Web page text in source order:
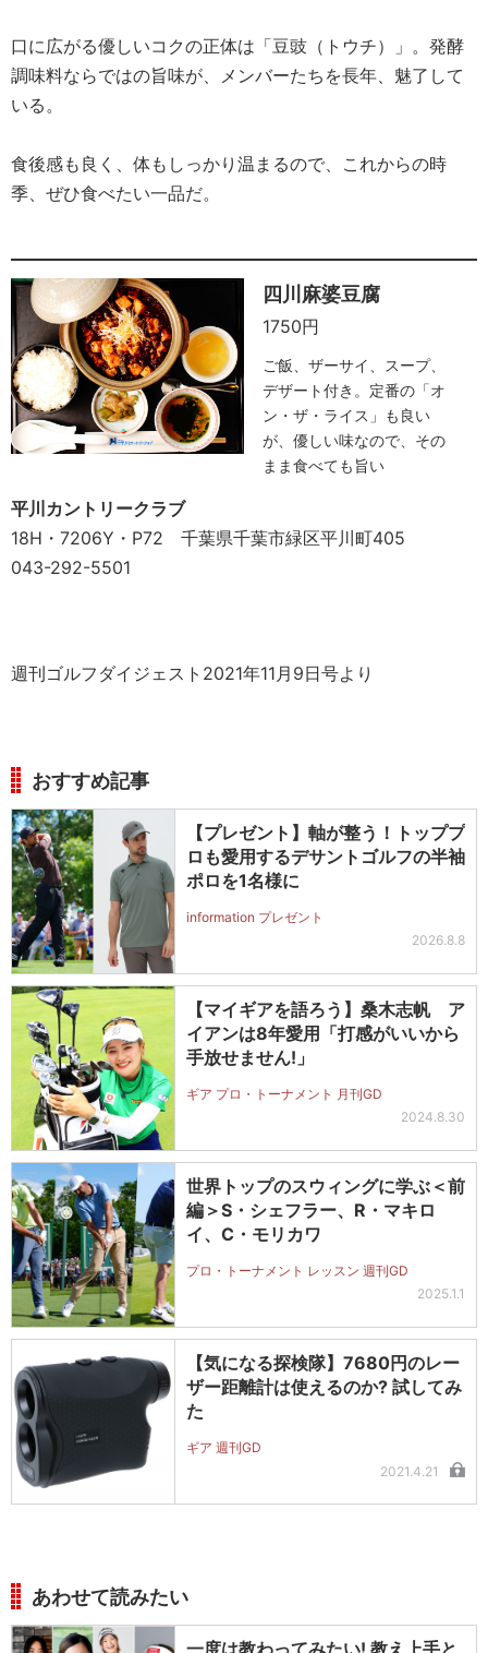
口に広がる優しいコクの正体は「豆豉（トウチ）」。発酵
調味料ならではの旨味が、メンバーたちを長年、魅了して
いる。
食後感も良く、体もしっかり温まるので、これからの時
季、ぜひ食べたい一品だ。
四川麻婆豆腐
1750円
ご飯、ザーサイ、スープ、
デザート付き。定番の「オ
ン・ザ・ライス」も良い
が、優しい味なので、その
まま食べても旨い
平川カントリークラブ
18H・7206Y・P72 千葉県千葉市緑区平川町405
043-292-5501
週刊ゴルフダイジェスト2021年11月9日号より
おすすめ記事
【プレゼント】軸が整う！トッププ
ロも愛用するデサントゴルフの半袖
ポロを1名様に
information プレゼント
2026.8.8
【マイギアを語ろう】桑木志帆 ア
イアンは8年愛用「打感がいいから
手放せません!」
ギア プロ・トーナメント 月刊GD
2024.8.30
世界トップのスウィングに学ぶ＜前
編＞S・シェフラー、R・マキロ
イ、C・モリカワ
プロ・トーナメント レッスン 週刊GD
2025.1.1
【気になる探検隊】7680円のレー
ザー距離計は使えるのか? 試してみ
た
ギア 週刊GD
2021.4.21
あわせて読みたい